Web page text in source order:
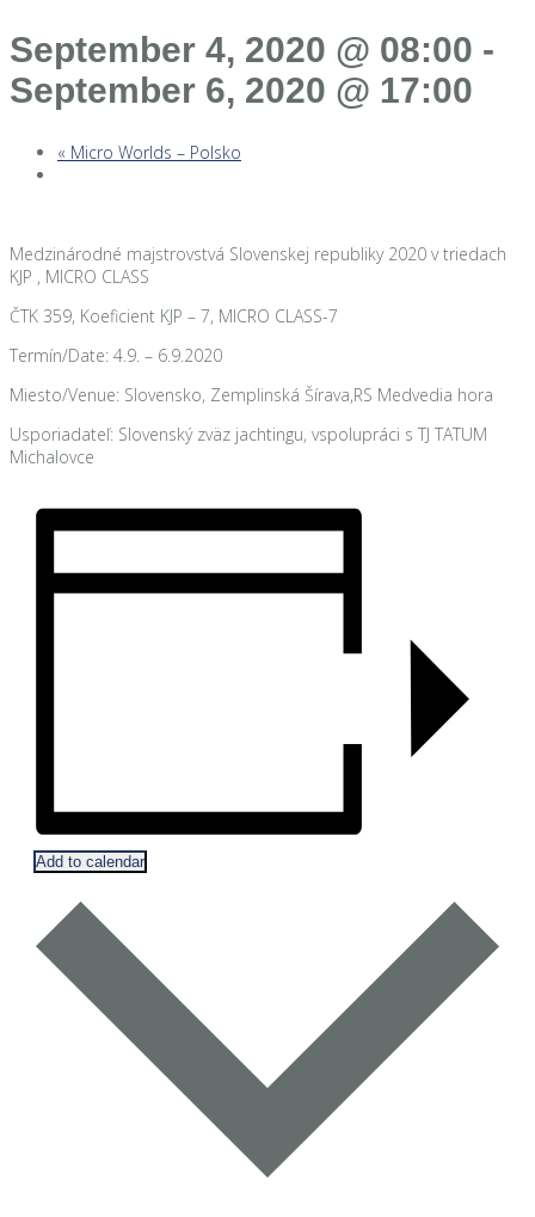
September 4, 2020 @ 08:00 -
September 6, 2020 @ 17:00
« Micro Worlds – Polsko
Medzinárodné majstrovstvá Slovenskej republiky 2020 v triedach
KJP , MICRO CLASS
ČTK 359, Koeficient KJP – 7, MICRO CLASS-7
Termín/Date: 4.9. – 6.9.2020
Miesto/Venue: Slovensko, Zemplinská Šírava,RS Medvedia hora
Usporiadateľ: Slovenský zväz jachtingu, vspolupráci s TJ TATUM
Michalovce
Add to calendar